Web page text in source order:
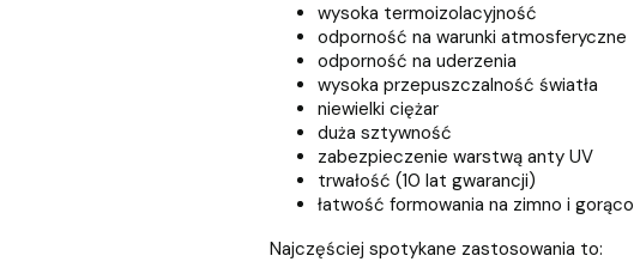
wysoka termoizolacyjność
odporność na warunki atmosferyczne
odporność na uderzenia
wysoka przepuszczalność światła
niewielki ciężar
duża sztywność
zabezpieczenie warstwą anty UV
trwałość (10 lat gwarancji)
łatwość formowania na zimno i gorąco
Najczęściej spotykane zastosowania to: